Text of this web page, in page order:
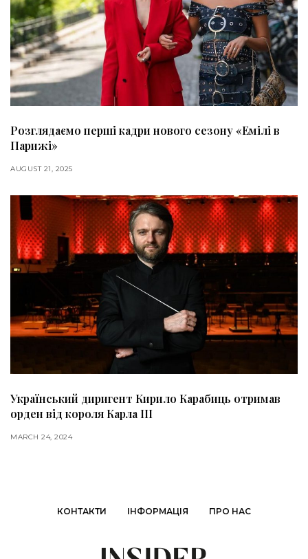
Розглядаємо перші кадри нового сезону «Емілі в
Парижі»
AUGUST 21, 2025
Український диригент Кирило Карабиць отримав
орден від короля Карла ІІІ
MARCH 24, 2024
КОНТАКТИ ІНФОРМАЦІЯ ПРО НАС